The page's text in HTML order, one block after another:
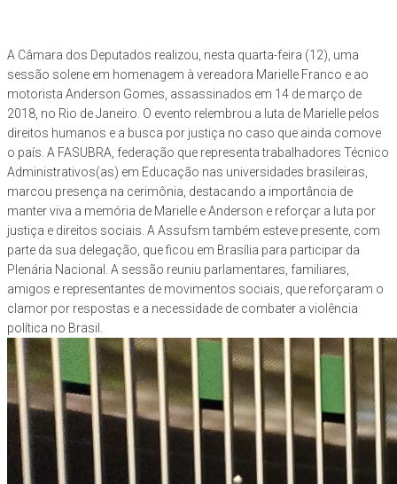
A Câmara dos Deputados realizou, nesta quarta-feira (12), uma
sessão solene em homenagem à vereadora Marielle Franco e ao
motorista Anderson Gomes, assassinados em 14 de março de
2018, no Rio de Janeiro. O evento relembrou a luta de Marielle pelos
direitos humanos e a busca por justiça no caso que ainda comove
o país. A FASUBRA, federação que representa trabalhadores Técnico
Administrativos(as) em Educação nas universidades brasileiras,
marcou presença na cerimônia, destacando a importância de
manter viva a memória de Marielle e Anderson e reforçar a luta por
justiça e direitos sociais. A Assufsm também esteve presente, com
parte da sua delegação, que ficou em Brasília para participar da
Plenária Nacional. A sessão reuniu parlamentares, familiares,
amigos e representantes de movimentos sociais, que reforçaram o
clamor por respostas e a necessidade de combater a violência
política no Brasil.